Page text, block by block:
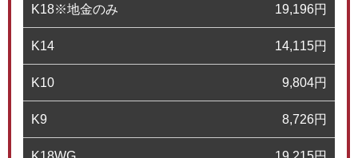
K18※地金のみ 19,196円
K14 14,115円
K10 9,804円
K9 8,726円